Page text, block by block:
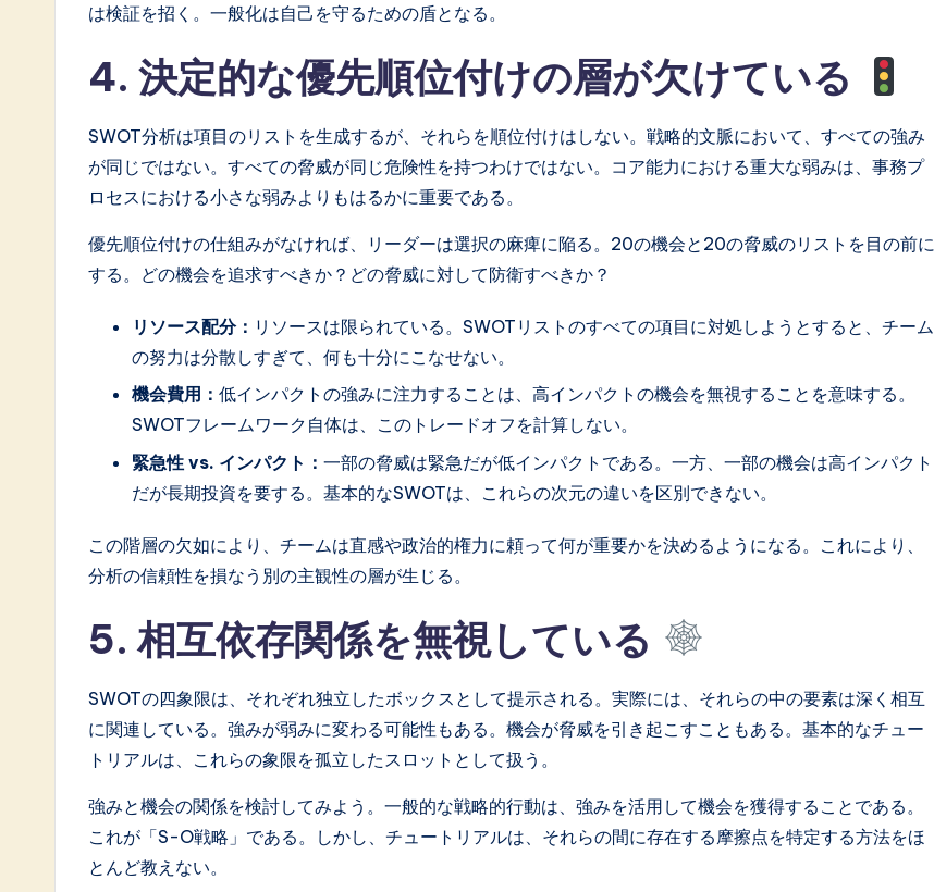
は検証を招く。一般化は自己を守るための盾となる。
4. 決定的な優先順位付けの層が欠けている
SWOT分析は項目のリストを生成するが、それらを順位付けはしない。戦略的文脈において、すべての強み
が同じではない。すべての脅威が同じ危険性を持つわけではない。コア能力における重大な弱みは、事務プ
ロセスにおける小さな弱みよりもはるかに重要である。
優先順位付けの仕組みがなければ、リーダーは選択の麻痺に陥る。20の機会と20の脅威のリストを目の前に
する。どの機会を追求すべきか？どの脅威に対して防衛すべきか？
リソース配分： リソースは限られている。SWOTリストのすべての項目に対処しようとすると、チーム
の努力は分散しすぎて、何も十分にこなせない。
機会費用： 低インパクトの強みに注力することは、高インパクトの機会を無視することを意味する。
SWOTフレームワーク自体は、このトレードオフを計算しない。
緊急性 vs. インパクト： 一部の脅威は緊急だが低インパクトである。一方、一部の機会は高インパクト
だが長期投資を要する。基本的なSWOTは、これらの次元の違いを区別できない。
この階層の欠如により、チームは直感や政治的権力に頼って何が重要かを決めるようになる。これにより、
分析の信頼性を損なう別の主観性の層が生じる。
5. 相互依存関係を無視している
SWOTの四象限は、それぞれ独立したボックスとして提示される。実際には、それらの中の要素は深く相互
に関連している。強みが弱みに変わる可能性もある。機会が脅威を引き起こすこともある。基本的なチュー
トリアルは、これらの象限を孤立したスロットとして扱う。
強みと機会の関係を検討してみよう。一般的な戦略的行動は、強みを活用して機会を獲得することである。
これが「S-O戦略」である。しかし、チュートリアルは、それらの間に存在する摩擦点を特定する方法をほ
とんど教えない。